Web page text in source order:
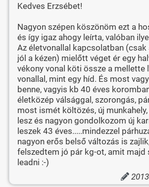
Kedves Erzsébet!
Nagyon szépen köszönöm ezt a
és így igaz ahogy leírta, valóban
Az életvonallal kapcsolatban (csak
jól a kézen) mielőtt véget ér egy
vékony vonal köti össze a mellette
vonallal, mint egy híd. És most
benne, vagyis kb 40 éves
életközép válsággal, szorongás,
most ismét költözés, új
lesz és nagyon gondolkozom új
leszek 43 éves.....mindezzel
nagyon erős belső változás is
felszedtem jó pár kg-ot, amit majd
leadni :-)